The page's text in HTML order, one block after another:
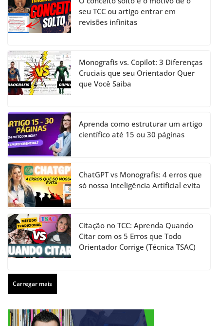
seu TCC ou artigo entrar em
revisões infinitas
Monografis vs. Copilot: 3 Diferenças
Cruciais que seu Orientador Quer
que Você Saiba
Aprenda como estruturar um artigo
científico até 15 ou 30 páginas
ChatGPT vs Monografis: 4 erros que
só nossa Inteligência Artificial evita
Citação no TCC: Aprenda Quando
Citar com os 5 Erros que Todo
Orientador Corrige (Técnica TSAC)
Carregar mais